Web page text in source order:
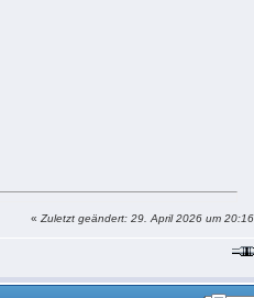
«Zuletzt geändert: 29. April 2026 um